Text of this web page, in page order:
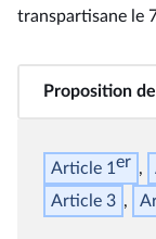
transpartisane le
Proposition
Article 1er
Article 3